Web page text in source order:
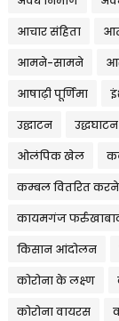
आचार संहिता
आमने-सामने
आषाढ़ी पूर्णिमा
उद्घाटन उद्धघाटन
ओलंपिक खेल
कम्बल वितरित
कायमगंज फर्रुखाबाद
किसान आंदोलन
कोरोना के लक्ष्ण
कोरोना वायरस